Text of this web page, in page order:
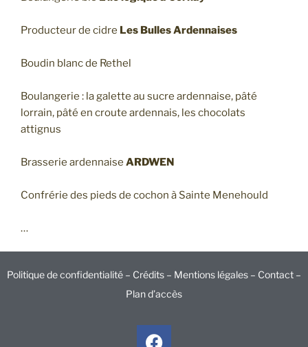
Producteur de cidre Les Bulles Ardennaises
Boudin blanc de Rethel
Boulangerie : la galette au sucre ardennaise, pâté
lorrain, pâté en croute ardennais, les chocolats
attignus
Brasserie ardennaise ARDWEN
Confrérie des pieds de cochon à Sainte Menehould
…
Politique de confidentialité – Crédits – Mentions légales – Contact –
Plan d’accès